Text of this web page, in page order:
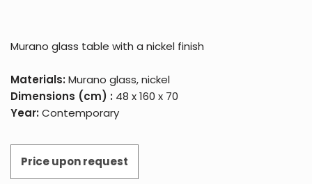
Murano glass table with a nickel finish
Materials: Murano glass, nickel
Dimensions (cm) : 48 x 160 x 70
Year: Contemporary
Price upon request